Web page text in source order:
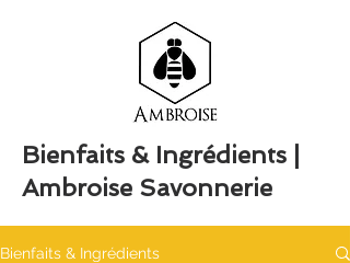
Bienfaits & Ingrédients |
Ambroise Savonnerie
Bienfaits & Ingrédients